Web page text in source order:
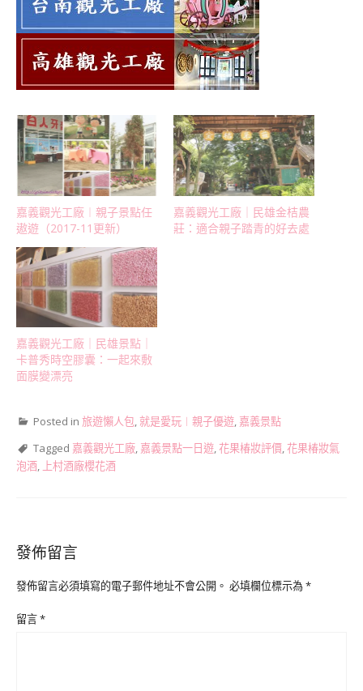
嘉義觀光工廠︱親子景點任
遨遊（2017-11更新）
嘉義觀光工廠｜民雄金桔農
莊：適合親子踏青的好去處
嘉義觀光工廠｜民雄景點｜
卡普秀時空膠囊：一起來敷
面膜變漂亮
Posted in 旅遊懶人包,就是愛玩︱親子優遊, 嘉義景點
Tagged 嘉義觀光工廠, 嘉義景點一日遊,花果椿妝評價,花果椿妝氣
泡酒, 上村酒廠櫻花酒
發佈留言
發佈留言必須填寫的電子郵件地址不會公開。 必填欄位標示為*
留言*